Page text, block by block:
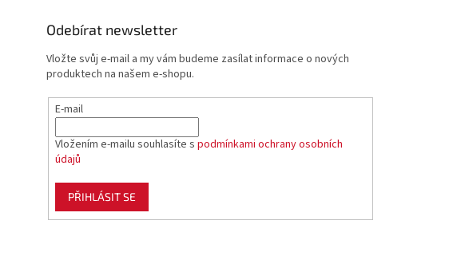
Odebírat newsletter
Vložte svůj e-mail a my vám budeme zasílat informace o nových
produktech na našem e-shopu.
E-mail
Vložením e-mailu souhlasíte spodmínkami ochrany osobních
údajů
PŘIHLÁSIT SE